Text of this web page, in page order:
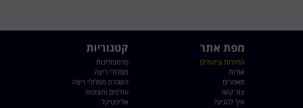
חדש בדור ספורט השכרת אופני כושר
ואליפטיקל
דור ספורט כי מגיע לכם הטוב ביותר
מפת אתר קטגוריות
החזרות וביטולים
אודות
מאמרים
צור קשר
איך להגיע?
טרמפולינות
מסלולי ריצה
השכרת מסלולי ריצה
עודפים ותצוגות
אליפטיקל